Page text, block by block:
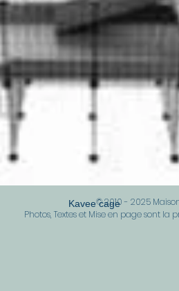
Kavee cage© 2010 - 2025
Photos, Textes et Mise en page sont